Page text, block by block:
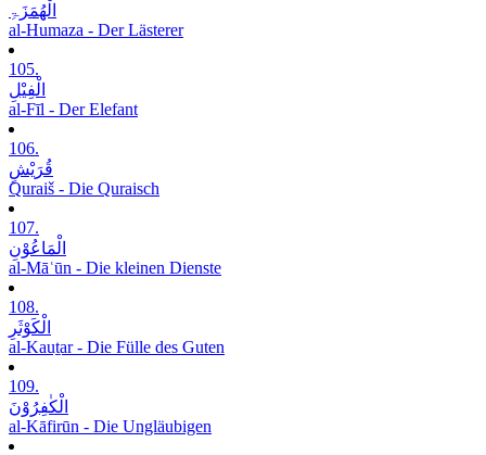
الْھُمَزَۃِ
al-Humaza - Der Lästerer
105.
الْفِیْلِ
al-Fīl - Der Elefant
106.
قُرَیْشٍ
Quraiš - Die Quraisch
107.
الْمَاعُوْنِ
al-Māʿūn - Die kleinen Dienste
108.
الْکَوْثَرِ
al-Kauṯar - Die Fülle des Guten
109.
الْکٰفِرُوْنَ
al-Kāfirūn - Die Ungläubigen